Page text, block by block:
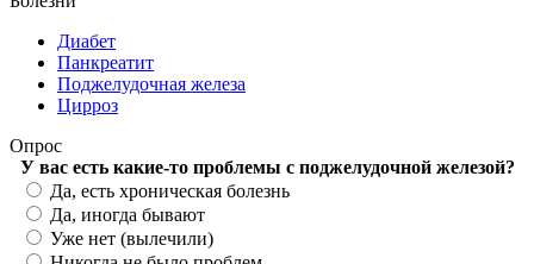
Диабет
Панкреатит
Поджелудочная железа
Цирроз
Опрос
У вас есть какие-то проблемы с поджелудочной железой?
Варианты
Да, есть хроническая болезнь
Да, иногда бывают
Уже нет (вылечили)